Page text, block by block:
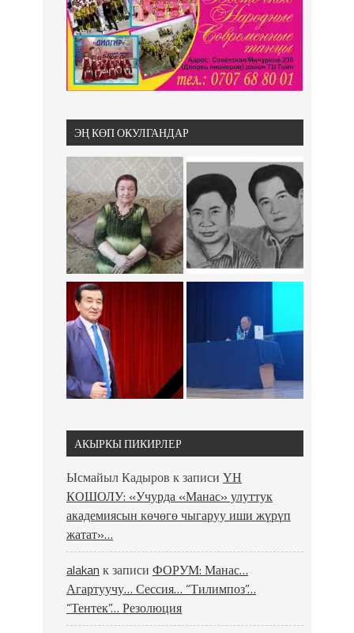
ЭҢ КӨП ОКУЛГАНДАР
АКЫРКЫ ПИКИРЛЕР
Ысмайыл Кадыров к записи ҮН
КОШОЛУ: «Учурда «Манас» улуттук
академиясын көчөгө чыгаруу иши жүрүп
жатат»…
alakan к записи ФОРУМ: Манас…
Агартуучу… Сессия… “Тилимпоз”…
“Тентек”… Резолюция